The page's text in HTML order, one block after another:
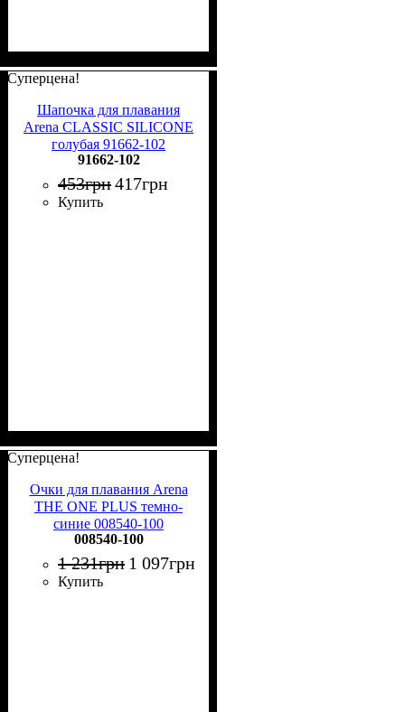
Суперцена!
Шапочка для плавания
Arena CLASSIC SILICONE
голубая 91662-102
91662-102
453грн417грн
Купить
Суперцена!
Очки для плавания Arena
THE ONE PLUS темно-
синие 008540-100
008540-100
1 231грн 1 097грн
Купить